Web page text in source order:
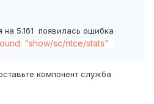
на 5.1б1 появилась ошибка
"show/sc/ntce/stats"
компонент служба